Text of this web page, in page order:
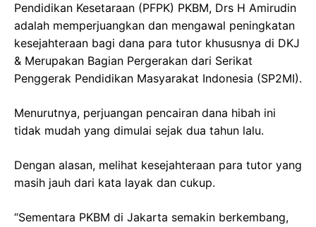
Pendidikan Kesetaraan (PFPK) PKBM, Drs H Amirudin
adalah memperjuangkan dan mengawal peningkatan
kesejahteraan bagi dana para tutor khususnya di DKJ
& Merupakan Bagian Pergerakan dari Serikat
Penggerak Pendidikan Masyarakat Indonesia (SP2MI).
Menurutnya, perjuangan pencairan dana hibah ini
tidak mudah yang dimulai sejak dua tahun lalu.
Dengan alasan, melihat kesejahteraan para tutor yang
masih jauh dari kata layak dan cukup.
“Sementara PKBM di Jakarta semakin berkembang,